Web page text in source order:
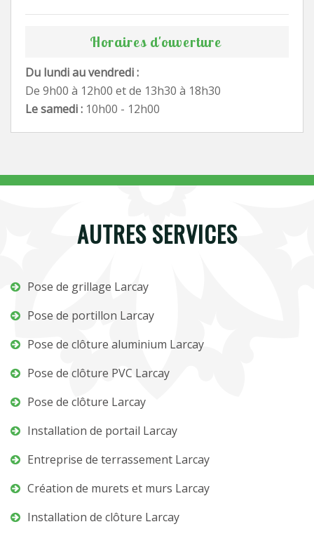
Horaires d'ouverture
Du lundi au vendredi :
De 9h00 à 12h00 et de 13h30 à 18h30
Le samedi : 10h00 - 12h00
AUTRES SERVICES
Pose de grillage Larcay
Pose de portillon Larcay
Pose de clôture aluminium Larcay
Pose de clôture PVC Larcay
Pose de clôture Larcay
Installation de portail Larcay
Entreprise de terrassement Larcay
Création de murets et murs Larcay
Installation de clôture Larcay